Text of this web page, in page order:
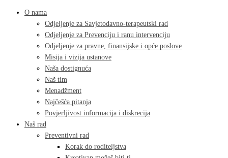
O nama
Odjeljenje za Savjetodavno-terapeutski rad
Odjeljenje za Prevenciju i ranu intervenciju
Odjeljenje za pravne, finansijske i opće poslove
Misija i vizija ustanove
Naša dostignuća
Naš tim
Menadžment
Najčešća pitanja
Povjerljivost informacija i diskrecija
Naš rad
Preventivni rad
Korak do roditeljstva